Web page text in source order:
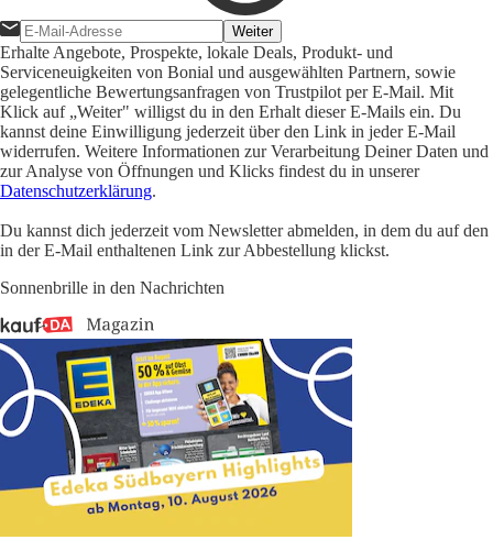
Weiter
Erhalte Angebote, Prospekte, lokale Deals, Produkt- und
Serviceneuigkeiten von Bonial und ausgewählten Partnern, sowie
gelegentliche Bewertungsanfragen von Trustpilot per E-Mail. Mit
Klick auf „Weiter" willigst du in den Erhalt dieser E-Mails ein. Du
kannst deine Einwilligung jederzeit über den Link in jeder E-Mail
widerrufen. Weitere Informationen zur Verarbeitung Deiner Daten und
zur Analyse von Öffnungen und Klicks findest du in unserer
Datenschutzerklärung.
Du kannst dich jederzeit vom Newsletter abmelden, in dem du auf den
in der E-Mail enthaltenen Link zur Abbestellung klickst.
Sonnenbrille in den Nachrichten